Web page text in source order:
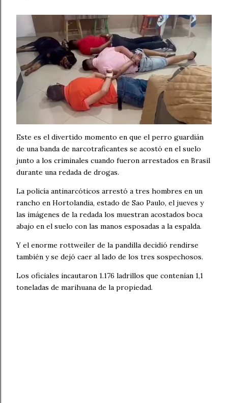
Este es el divertido momento en que el perro guardián
de una banda de narcotraficantes se acostó en el suelo
junto a los criminales cuando fueron arrestados en Brasil
durante una redada de drogas.
La policía antinarcóticos arrestó a tres hombres en un
rancho en Hortolandia, estado de Sao Paulo, el jueves y
las imágenes de la redada los muestran acostados boca
abajo en el suelo con las manos esposadas a la espalda.
Y el enorme rottweiler de la pandilla decidió rendirse
también y se dejó caer al lado de los tres sospechosos.
Los oficiales incautaron 1.176 ladrillos que contenían 1,1
toneladas de marihuana de la propiedad.